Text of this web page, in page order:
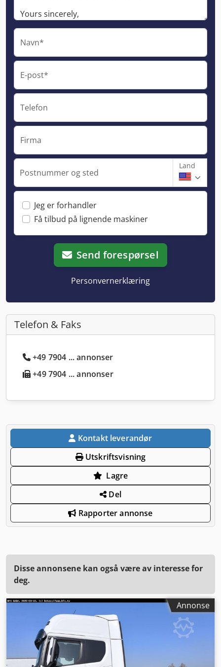
Navn*
E-post*
Telefon
Firma
Postnummer og sted
Land
Jeg er forhandler
Få tilbud på lignende maskiner
Send forespørsel
Personvernerklæring
Telefon & Faks
+49 7904 ... annonser
+49 7904 ... annonser
Kontakt leverandør
Utskriftsvisning
Lagre
Del
Rapporter annonse
Disse annonsene kan også være av interesse for
deg.
Annonse